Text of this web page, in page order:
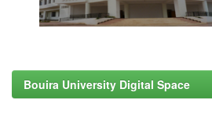
Bouira University Digital Space